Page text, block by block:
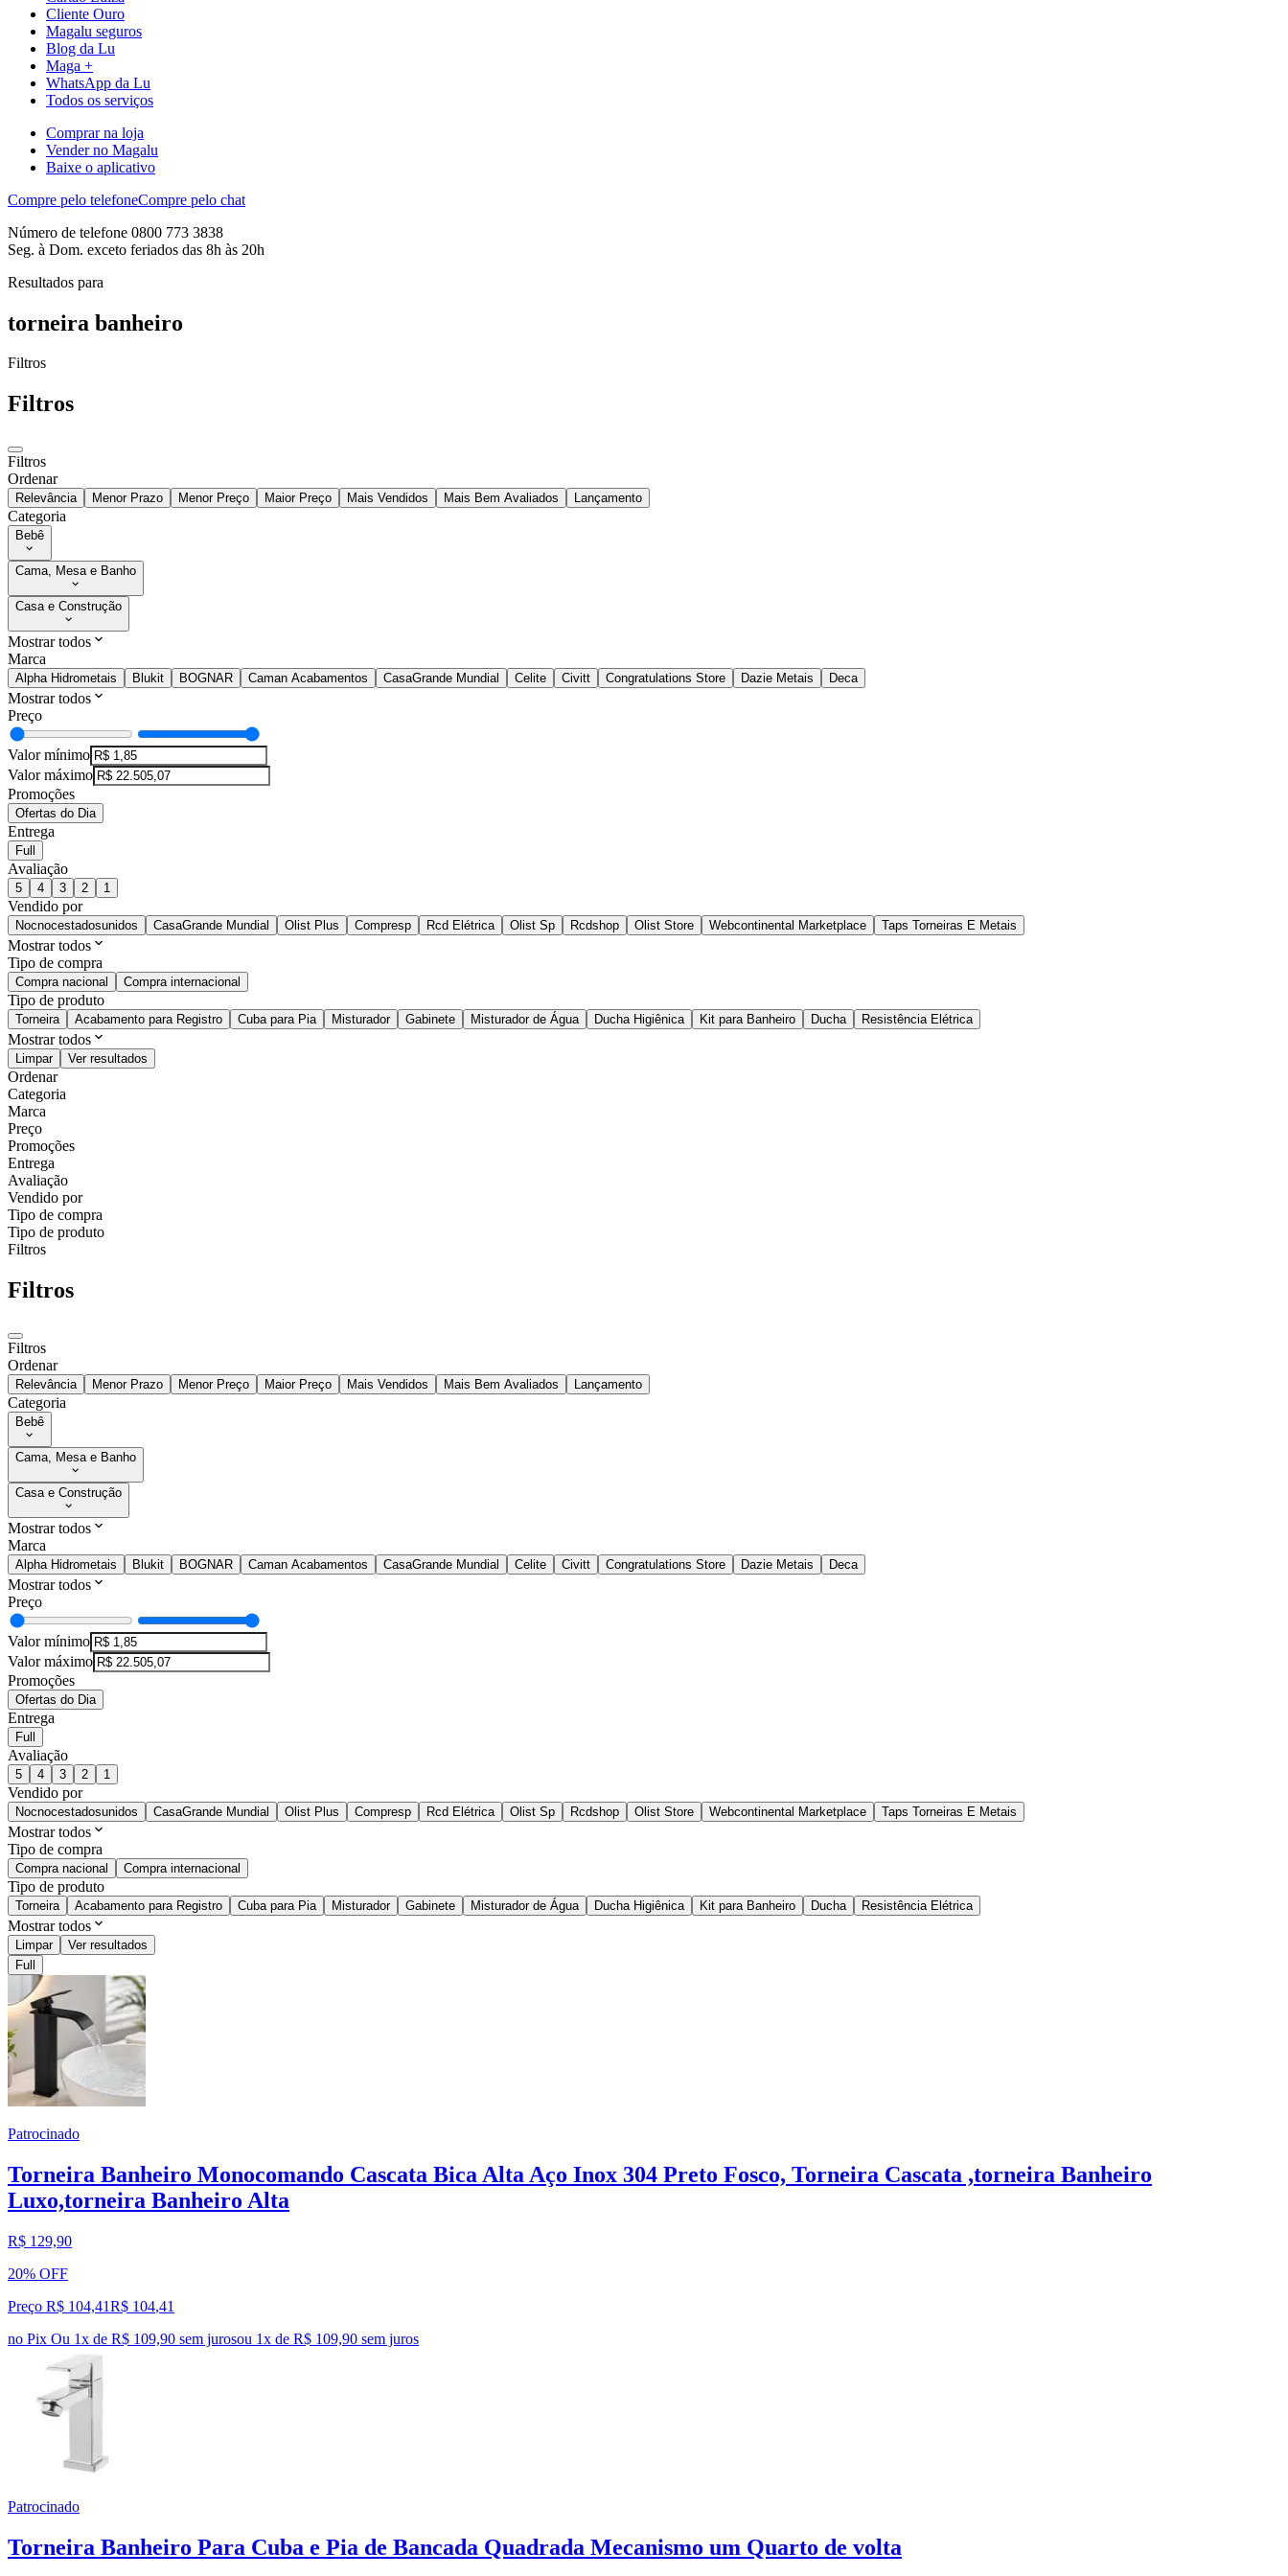
Cliente Ouro
Magalu seguros
Blog da Lu
Maga +
WhatsApp da Lu
Todos os serviços
Comprar na loja
Vender no Magalu
Baixe o aplicativo
Compre pelo telefoneCompre pelo chat
Número de telefone 0800 773 3838
Seg. à Dom. exceto feriados das 8h às 20h
Resultados para
torneira banheiro
Filtros
Filtros
Filtros
Ordenar
Relevância Menor Prazo Menor Preço Maior Preço Mais Vendidos Mais Bem Avaliados Lançamento
Categoria
Bebê
Cama, Mesa e Banho
Casa e Construção
Mostrar todos
Marca
Alpha Hidrometais Blukit BOGNAR Caman Acabamentos CasaGrande Mundial Celite Civitt Congratulations Store Dazie Metais Deca
Mostrar todos
Preço
Valor mínimo
Valor máximo
Promoções
Ofertas do Dia
Entrega
Full
Avaliação
5 4 3 2 1
Vendido por
Nocnocestadosunidos CasaGrande Mundial Olist Plus Compresp Rcd Elétrica Olist Sp Rcdshop Olist Store Webcontinental Marketplace Taps Torneiras E Metais
Mostrar todos
Tipo de compra
Compra nacional Compra internacional
Tipo de produto
Torneira Acabamento para Registro Cuba para Pia Misturador Gabinete Misturador de Água Ducha Higiênica Kit para Banheiro Ducha Resistência Elétrica
Mostrar todos
Limpar Ver resultados
Ordenar
Categoria
Marca
Preço
Promoções
Entrega
Avaliação
Vendido por
Tipo de compra
Tipo de produto
Filtros
Filtros
Filtros
Ordenar
Relevância Menor Prazo Menor Preço Maior Preço Mais Vendidos Mais Bem Avaliados Lançamento
Categoria
Bebê
Cama, Mesa e Banho
Casa e Construção
Mostrar todos
Marca
Alpha Hidrometais Blukit BOGNAR Caman Acabamentos CasaGrande Mundial Celite Civitt Congratulations Store Dazie Metais Deca
Mostrar todos
Preço
Valor mínimo
Valor máximo
Promoções
Ofertas do Dia
Entrega
Full
Avaliação
5 4 3 2 1
Vendido por
Nocnocestadosunidos CasaGrande Mundial Olist Plus Compresp Rcd Elétrica Olist Sp Rcdshop Olist Store Webcontinental Marketplace Taps Torneiras E Metais
Mostrar todos
Tipo de compra
Compra nacional Compra internacional
Tipo de produto
Torneira Acabamento para Registro Cuba para Pia Misturador Gabinete Misturador de Água Ducha Higiênica Kit para Banheiro Ducha Resistência Elétrica
Mostrar todos
Limpar
Ver resultados
Full
Patrocinado
Torneira Banheiro Monocomando Cascata Bica Alta Aço Inox 304 Preto Fosco, Torneira Cascata ,torneira Banheiro
Luxo,torneira Banheiro Alta
R$ 129,90
20% OFF
Preço R$ 104,41R$ 104,41
no Pix Ou 1x de R$ 109,90 sem jurosou 1x de R$ 109,90 sem juros
Patrocinado
Torneira Banheiro Para Cuba e Pia de Bancada Quadrada Mecanismo um Quarto de volta